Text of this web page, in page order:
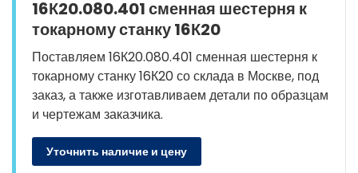
16К20.080.401 сменная шестерня к
токарному станку 16К20
Поставляем 16К20.080.401 сменная шестерня к
токарному станку 16К20 со склада в Москве, под
заказ, а также изготавливаем детали по образцам
и чертежам заказчика.
Уточнить наличие и цену